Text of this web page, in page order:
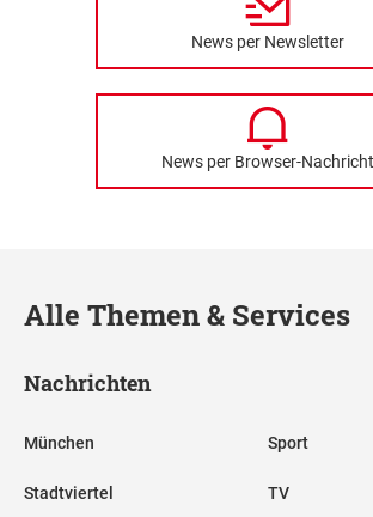
News per Newsletter
News per Browser-Nachricht
Alle Themen & Services
Nachrichten
München
Stadtviertel
Sport
TV